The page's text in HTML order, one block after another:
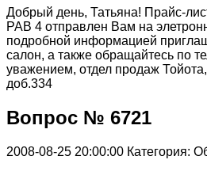
Добрый день, Татьяна! Прайс-
РАВ 4 отправлен Вам на
подробной информацией
салон, а также обращайтесь по
уважением, отдел продаж
доб.334
Вопрос № 6721
2008-08-25 20:00:00 Категория: